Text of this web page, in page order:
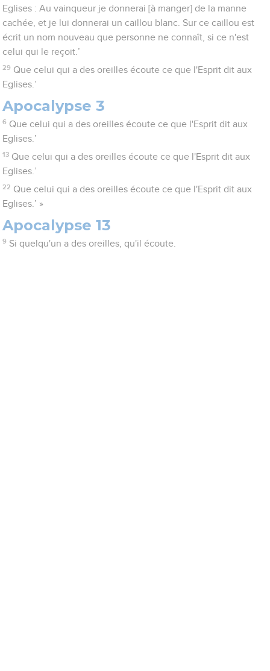
Eglises : Au vainqueur je donnerai [à manger] de la manne
cachée, et je lui donnerai un caillou blanc. Sur ce caillou est
écrit un nom nouveau que personne ne connaît, si ce n'est
celui qui le reçoit.’
29 Que celui qui a des oreilles écoute ce que l'Esprit dit aux
Eglises.’
Apocalypse 3
6 Que celui qui a des oreilles écoute ce que l'Esprit dit aux
Eglises.’
13 Que celui qui a des oreilles écoute ce que l'Esprit dit aux
Eglises.’
22 Que celui qui a des oreilles écoute ce que l'Esprit dit aux
Eglises.’ »
Apocalypse 13
9 Si quelqu'un a des oreilles, qu'il écoute.